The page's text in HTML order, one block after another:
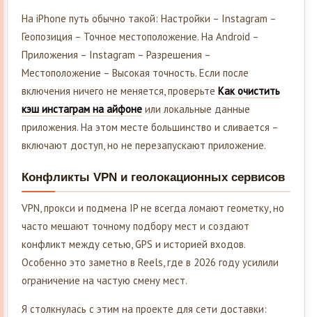
На iPhone путь обычно такой: Настройки – Instagram –
Геопозиция – Точное местоположение. На Android –
Приложения – Instagram – Разрешения –
Местоположение – Высокая точность. Если после
включения ничего не меняется, проверьте Как очистить
кэш инстаграм на айфоне или локальные данные
приложения. На этом месте большинство и сливается –
включают доступ, но не перезапускают приложение.
Конфликты VPN и геолокационных сервисов
VPN, прокси и подмена IP не всегда ломают геометку, но
часто мешают точному подбору мест и создают
конфликт между сетью, GPS и историей входов.
Особенно это заметно в Reels, где в 2026 году усилили
ограничение на частую смену мест.
Я столкнулась с этим на проекте для сети доставки: